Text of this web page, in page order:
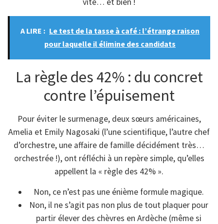
A LIRE : Le test de la tasse à café : l’étrange raison
pour laquelle il élimine des candidats
La règle des 42% : du concret
contre l’épuisement
Pour éviter le surmenage, deux sœurs américaines,
Amelia et Emily Nagosaki (l’une scientifique, l’autre chef
d’orchestre, une affaire de famille décidément très…
orchestrée !), ont réfléchi à un repère simple, qu’elles
appellent la « règle des 42% ».
Non, ce n’est pas une énième formule magique.
Non, il ne s’agit pas non plus de tout plaquer pour
partir élever des chèvres en Ardèche (même si